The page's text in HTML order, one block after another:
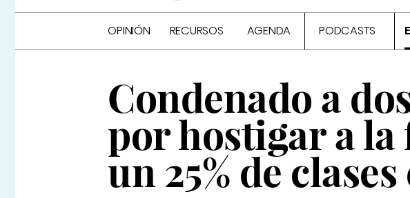
OPINIÓN RECURSOS AGENDA PODCASTS
Condenado a
por hostigar a
un 25% de